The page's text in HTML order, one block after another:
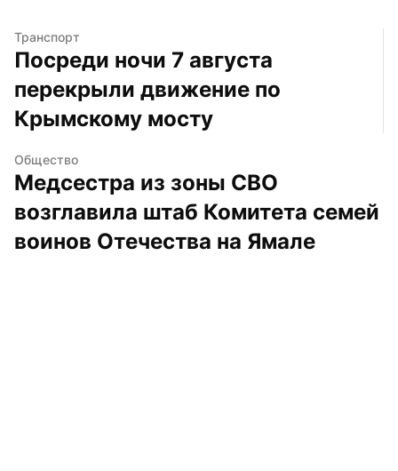
Транспорт
Посреди ночи 7 августа
перекрыли движение по
Крымскому мосту
Общество
Медсестра из зоны СВО
возглавила штаб Комитета семей
воинов Отечества на Ямале